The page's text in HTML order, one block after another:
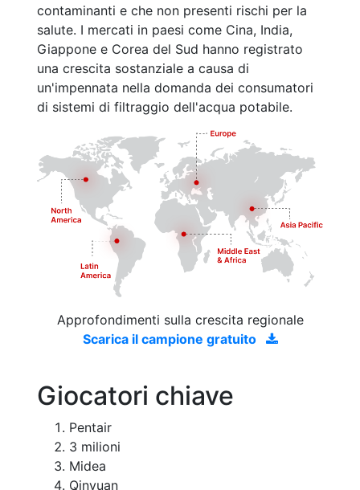
contaminanti e che non presenti rischi per la
salute. I mercati in paesi come Cina, India,
Giappone e Corea del Sud hanno registrato
una crescita sostanziale a causa di
un'impennata nella domanda dei consumatori
di sistemi di filtraggio dell'acqua potabile.
Approfondimenti sulla crescita regionale
Scarica il campione gratuito
Giocatori chiave
Pentair
3 milioni
Midea
Qinyuan